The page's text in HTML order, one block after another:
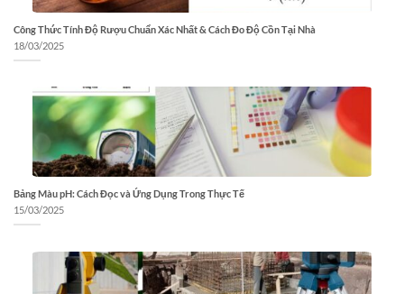
Công Thức Tính Độ Rượu Chuẩn Xác Nhất & Cách Đo Độ Cồn Tại Nhà
18/03/2025
Bảng Màu pH: Cách Đọc và Ứng Dụng Trong Thực Tế
15/03/2025